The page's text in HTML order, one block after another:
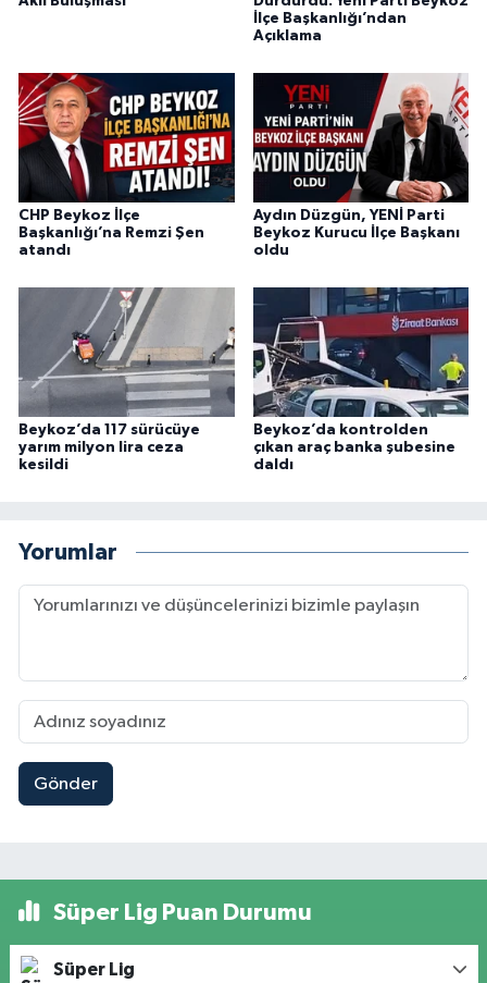
İlçe Başkanlığı’ndan
Açıklama
CHP Beykoz İlçe
Başkanlığı’na Remzi Şen
atandı
Aydın Düzgün, YENİ Parti
Beykoz Kurucu İlçe Başkanı
oldu
Beykoz’da 117 sürücüye
yarım milyon lira ceza
kesildi
Beykoz’da kontrolden
çıkan araç banka şubesine
daldı
Yorumlar
Gönder
Süper Lig Puan Durumu
Süper Lig